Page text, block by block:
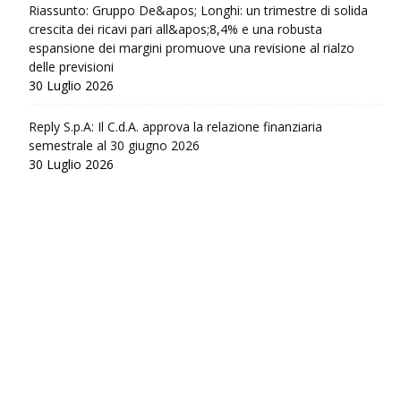
Riassunto: Gruppo De&apos; Longhi: un trimestre di solida
crescita dei ricavi pari all&apos;8,4% e una robusta
espansione dei margini promuove una revisione al rialzo
delle previsioni
30 Luglio 2026
Reply S.p.A: Il C.d.A. approva la relazione finanziaria
semestrale al 30 giugno 2026
30 Luglio 2026